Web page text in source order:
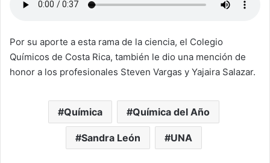
Por su aporte a esta rama de la ciencia, el Colegio
Químicos de Costa Rica, también le dio una mención de
honor a los profesionales Steven Vargas y Yajaira Salazar.
Química Química del Año
Sandra León UNA